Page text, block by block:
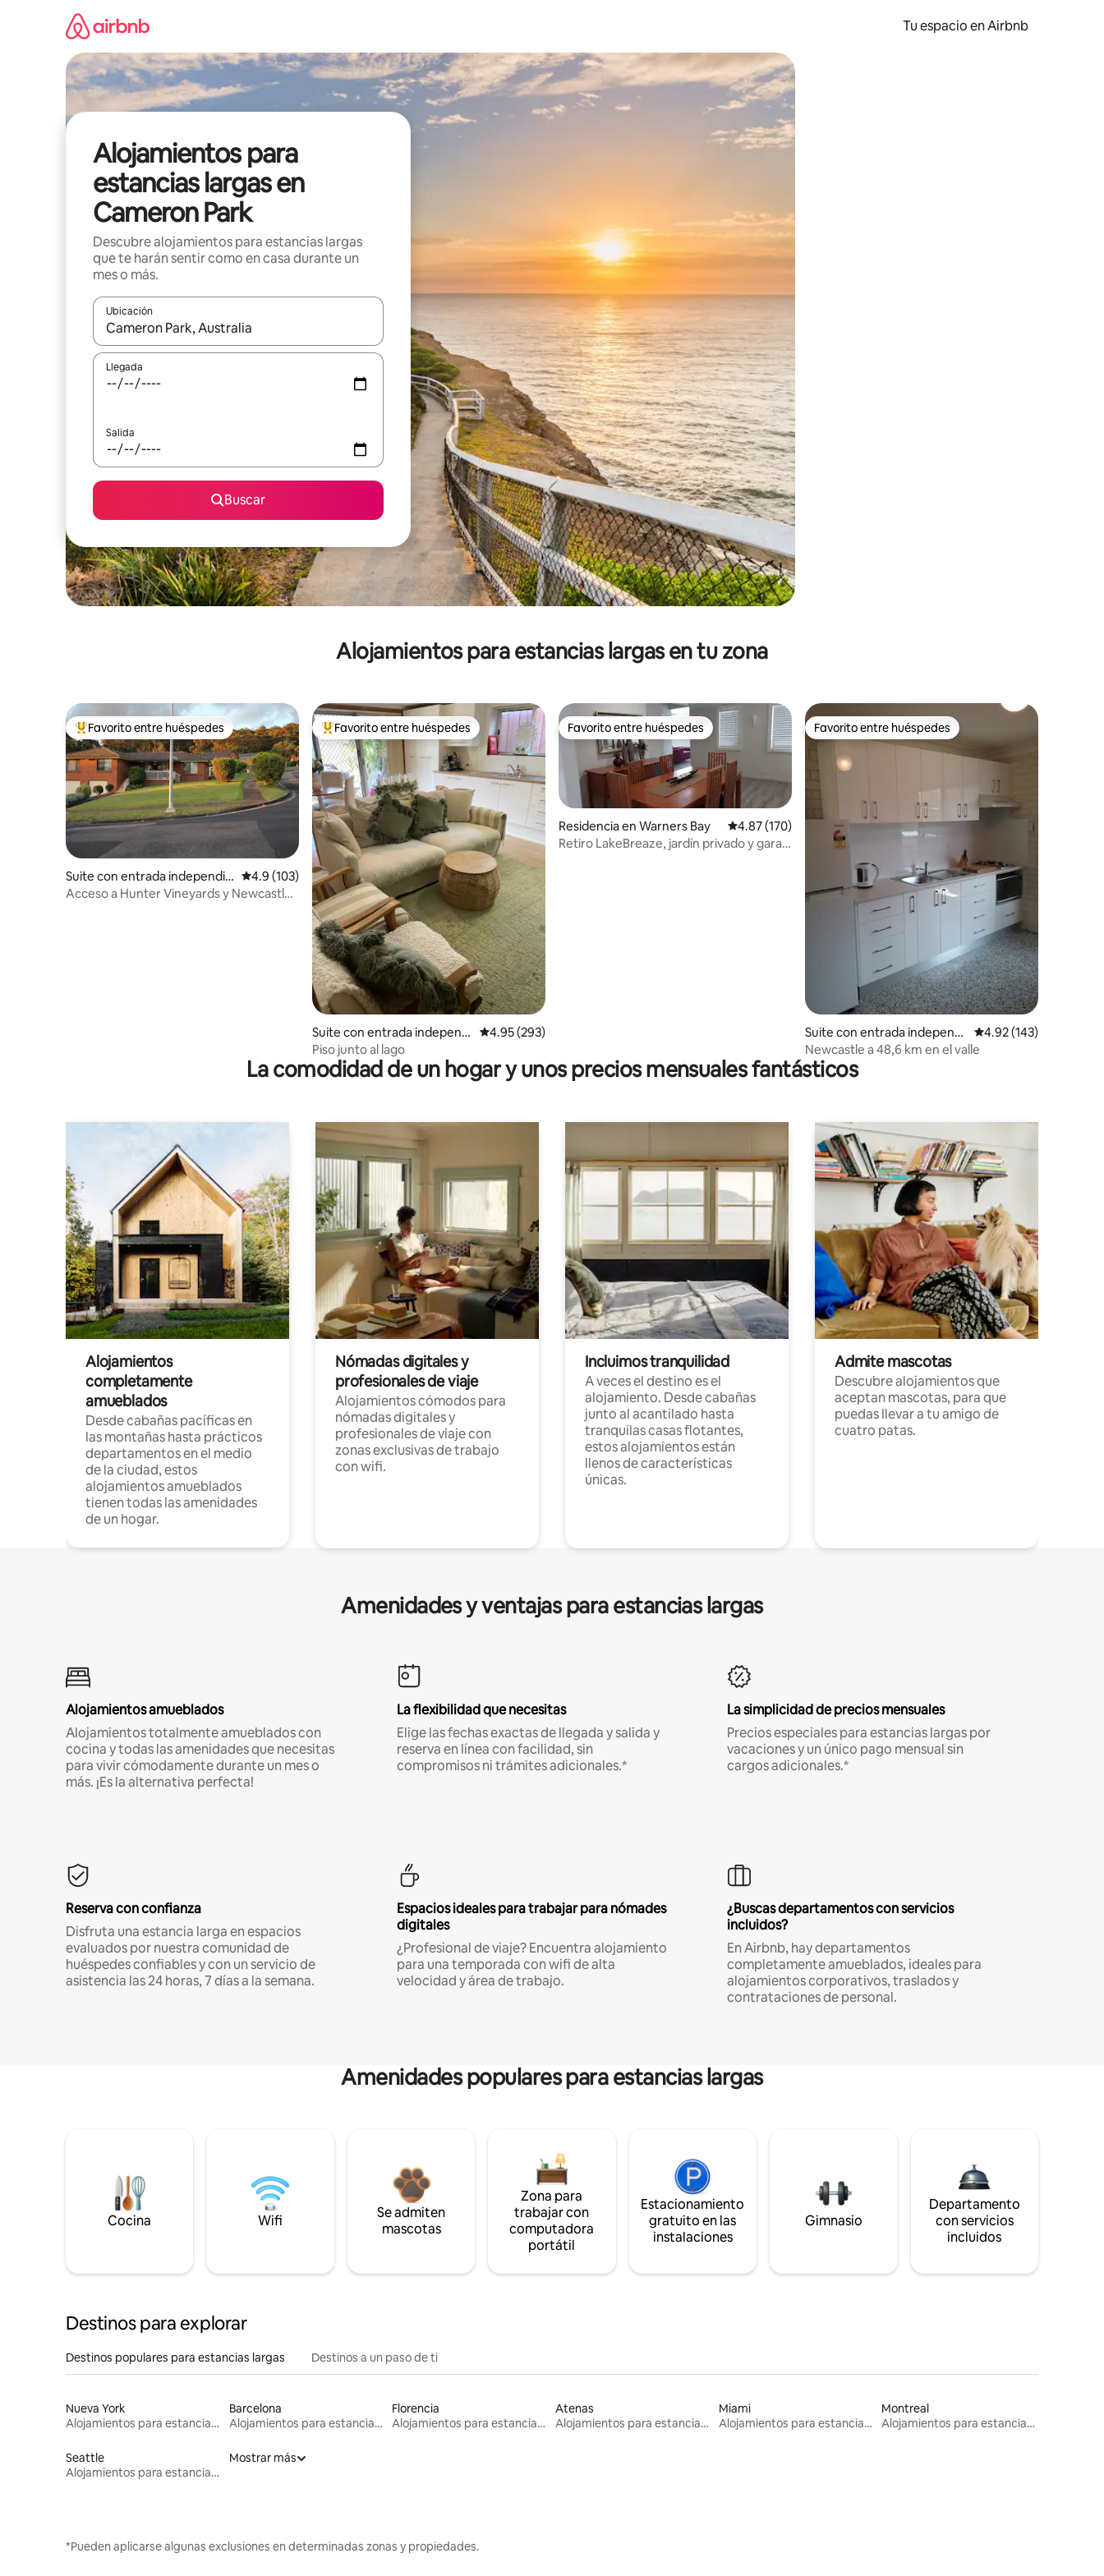
Tu espacio en Airbnb
Alojamientos para
estancias largas en
Cameron Park
Descubre alojamientos para estancias largas
que te harán sentir como en casa durante un
mes o más.
Ubicación
Cuando los resultados estén disponibles, podrás navegar usando las teclas de las flechas hacia arriba y hacia abajo, o bien tocando y deslizando la pantalla.
Llegada
Salida
Buscar
Alojamientos para estancias largas en tu zona
De los mejores en Favorito entre huéspedes
Favorito entre huéspedes
Suite con entrada independie
nte en Elermore Vale
Calificación promedio: 4.9 de 5; 103 evaluaciones
4.9 (103)
Acceso a Hunter Vineyards y Newcastle
De los mejores en Favorito entre huéspedes
Favorito entre huéspedes
Suite con entrada independi
ente en Speers Point
Calificación promedio: 4.95 de 5; 293 evaluaciones
4.95 (293)
Piso junto al lago
Favorito entre huéspedes
Favorito entre huéspedes
Residencia en Warners Bay Calificación promedio: 4.87 de 5; 170 evaluaciones
4.87 (170)
Retiro LakeBreaze, jardín privado y garaje
Favorito entre huéspedes
Favorito entre huéspedes
Suite con entrada independi
ente en Elermore Vale
Calificación promedio:
4.92 (143)
Newcastle a 48,6 km en el valle
La comodidad de un hogar y unos precios mensuales fantásticos
Alojamientos
completamente
amueblados
Desde cabañas pacíficas en
las montañas hasta prácticos
departamentos en el medio
de la ciudad, estos
alojamientos amueblados
tienen todas las amenidades
de un hogar.
Nómadas digitales y
profesionales de viaje
Alojamientos cómodos para
nómadas digitales y
profesionales de viaje con
zonas exclusivas de trabajo
con wifi.
Incluimos tranquilidad
A veces el destino es el
alojamiento. Desde cabañas
junto al acantilado hasta
tranquilas casas flotantes,
estos alojamientos están
llenos de características
únicas.
Admite mascotas
Descubre alojamientos que
aceptan mascotas, para que
puedas llevar a tu amigo de
cuatro patas.
Amenidades y ventajas para estancias largas
Alojamientos amueblados
Alojamientos totalmente amueblados con
cocina y todas las amenidades que necesitas
para vivir cómodamente durante un mes o
más. ¡Es la alternativa perfecta!
La flexibilidad que necesitas
Elige las fechas exactas de llegada y salida y
reserva en línea con facilidad, sin
compromisos ni trámites adicionales.*
La simplicidad de precios mensuales
Precios especiales para estancias largas por
vacaciones y un único pago mensual sin
cargos adicionales.*
Reserva con confianza
Disfruta una estancia larga en espacios
evaluados por nuestra comunidad de
huéspedes confiables y con un servicio de
asistencia las 24 horas, 7 días a la semana.
Espacios ideales para trabajar para nómades
digitales
¿Profesional de viaje? Encuentra alojamiento
para una temporada con wifi de alta
velocidad y área de trabajo.
¿Buscas departamentos con servicios
incluidos?
En Airbnb, hay departamentos
completamente amueblados, ideales para
alojamientos corporativos, traslados y
contrataciones de personal.
Amenidades populares para estancias largas
Cocina Wifi
Se admiten
mascotas
Zona para
trabajar con
computadora
portátil
Estacionamiento
gratuito en las
instalaciones
Gimnasio
Departamento
con servicios
incluidos
Destinos para explorar
Destinos populares para estancias largas Destinos a un paso de ti
Nueva York
Alojamientos para estancias largas
Barcelona
Alojamientos para estancias largas
Florencia
Alojamientos para estancias largas
Atenas
Alojamientos para estancias largas
Miami
Alojamientos para estancias largas
Montreal
Alojamientos para estancias largas
Seattle
Alojamientos para estancias largas
Mostrar más
*Pueden aplicarse algunas exclusiones en determinadas zonas y propiedades.